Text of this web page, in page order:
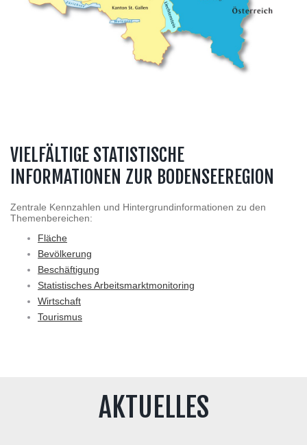
VIELFÄLTIGE STATISTISCHE
INFORMATIONEN ZUR BODENSEEREGION
Zentrale Kennzahlen und Hintergrundinformationen zu den
Themenbereichen:
Fläche
Bevölkerung
Beschäftigung
Statistisches Arbeitsmarktmonitoring
Wirtschaft
Tourismus
AKTUELLES